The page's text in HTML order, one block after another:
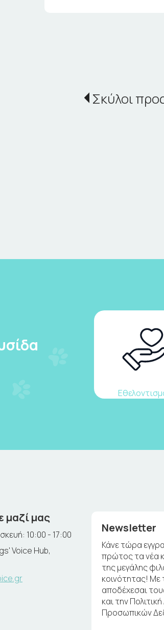
Σκύλοι
μαζί μας
10:00 - 17:00
Voice Hub,
Newsletter
Κάνε τώρα
πρώτος τα νέα
της μεγάλης
κοινότητας! Με
αποδέχεσαι
και την
Προσωπικών